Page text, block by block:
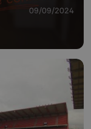
09/09/2024